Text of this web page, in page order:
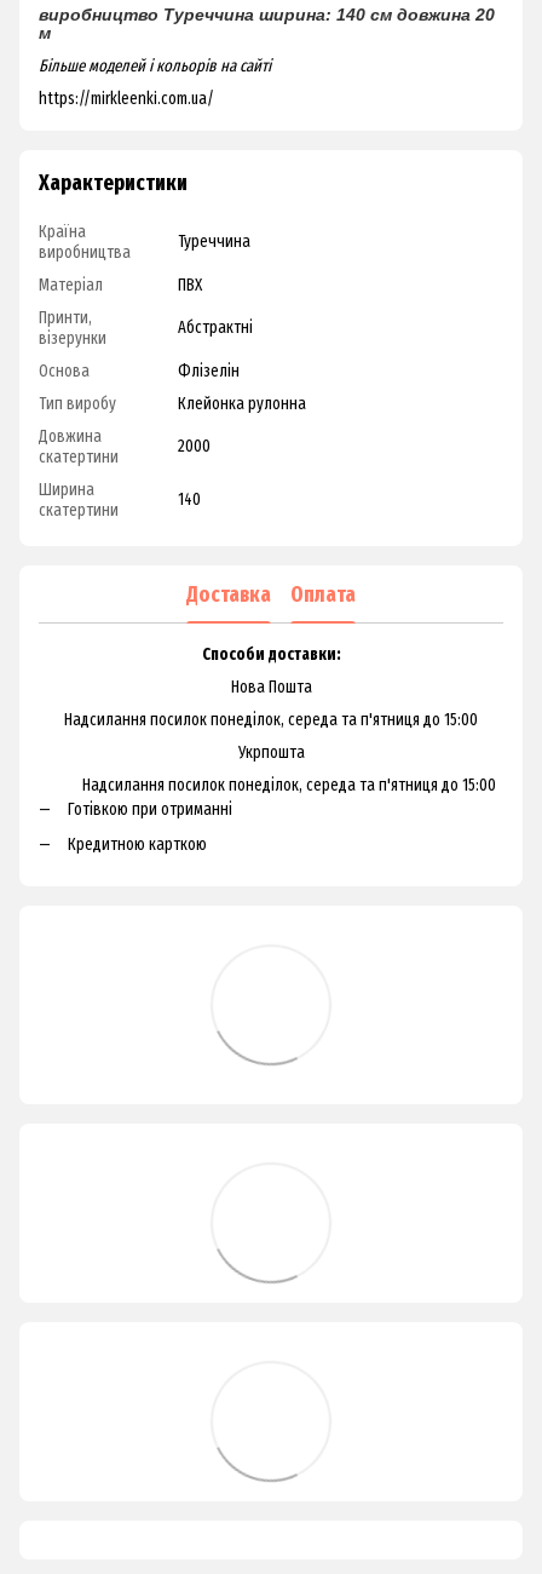
виробництво Туреччина ширина: 140 см довжина 20
м
Більше моделей і кольорів на сайті
https://mirkleenki.com.ua/
Характеристики
Країна
виробництва
Туреччина
Матеріал
ПВХ
Принти,
візерунки
Абстрактні
Основа
Флізелін
Тип виробу
Клейонка рулонна
Довжина
скатертини
2000
Ширина
скатертини
140
Доставка Оплата
Способи доставки:
Нова Пошта
Надсилання посилок понеділок, середа та п'ятниця до 15:00
Укрпошта
Надсилання посилок понеділок, середа та п'ятниця до 15:00
Готівкою при отриманні
Кредитною карткою